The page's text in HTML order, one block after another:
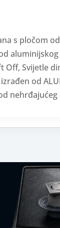
s pločom
Off, Svijetle
od
nehrđajućeg